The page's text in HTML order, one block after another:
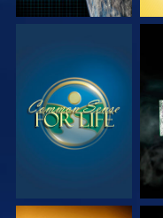
ΠΑΡΑΚΟΛΟΥΘΗΣΤΕ